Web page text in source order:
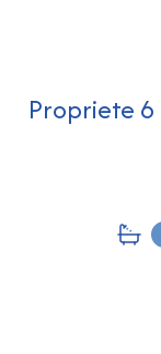
Propriete 6 pièce(s) 5 chambre(s) 185